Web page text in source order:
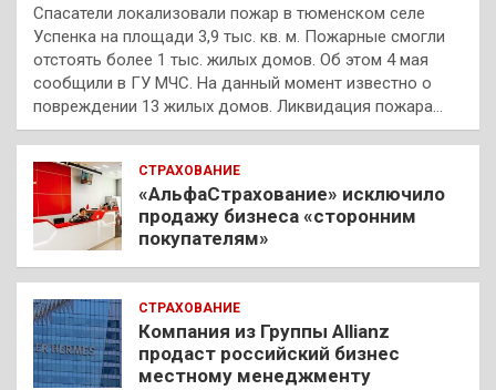
Спасатели локализовали пожар в тюменском селе
Успенка на площади 3,9 тыс. кв. м. Пожарные смогли
отстоять более 1 тыс. жилых домов. Об этом 4 мая
сообщили в ГУ МЧС. На данный момент известно о
повреждении 13 жилых домов. Ликвидация пожара…
СТРАХОВАНИЕ
«АльфаСтрахование» исключило
продажу бизнеса «сторонним
покупателям»
СТРАХОВАНИЕ
Компания из Группы Allianz
продаст российский бизнес
местному менеджменту